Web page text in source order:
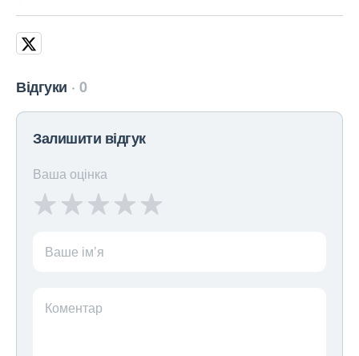
Відгуки 0
Залишити відгук
Ваша оцінка
Ваше ім’я
Коментар